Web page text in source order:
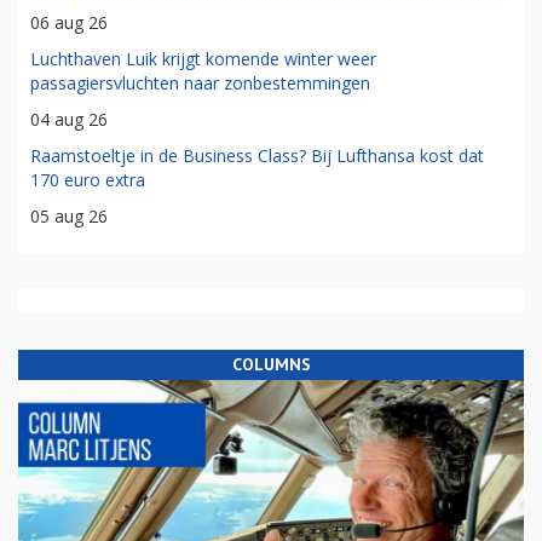
06 aug 26
Luchthaven Luik krijgt komende winter weer
passagiersvluchten naar zonbestemmingen
04 aug 26
Raamstoeltje in de Business Class? Bij Lufthansa kost dat
170 euro extra
05 aug 26
COLUMNS